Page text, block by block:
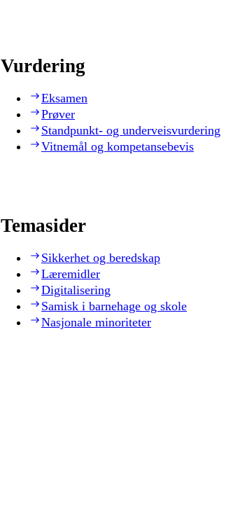
Vurdering
Eksamen
Prøver
Standpunkt- og underveisvurdering
Vitnemål og kompetansebevis
Temasider
Sikkerhet og beredskap
Læremidler
Digitalisering
Samisk i barnehage og skole
Nasjonale minoriteter